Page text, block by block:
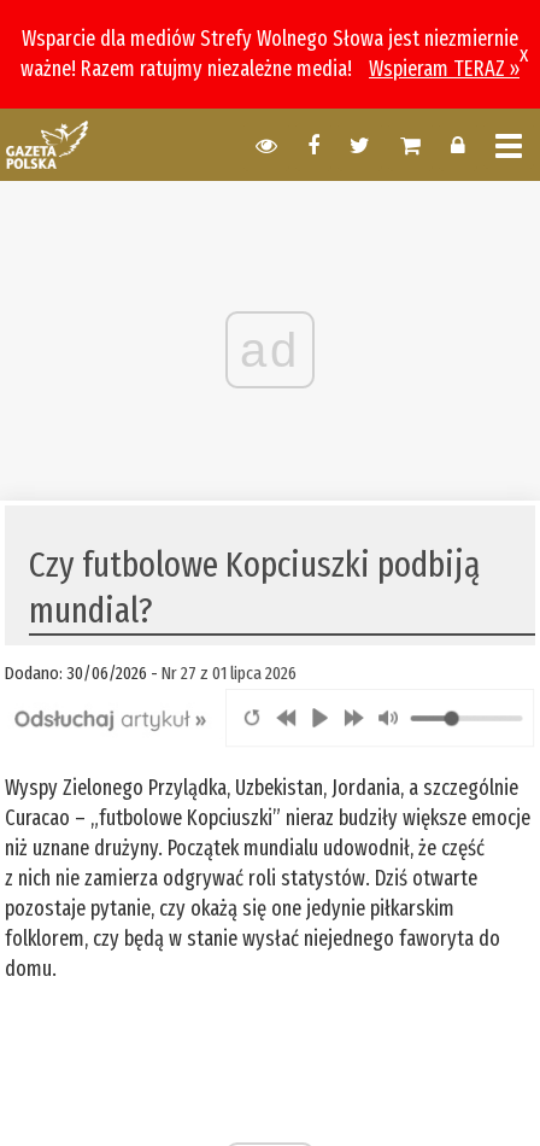
Wsparcie dla mediów Strefy Wolnego Słowa jest niezmiernie
ważne! Razem ratujmy niezależne media!
Wspieram TERAZ »
x
ad
Czy futbolowe Kopciuszki podbiją
mundial?
Dodano: 30/06/2026 -Nr 27 z 01 lipca 2026
Wyspy Zielonego Przylądka, Uzbekistan, Jordania, a szczególnie
Curacao – „futbolowe Kopciuszki” nieraz budziły większe emocje
niż uznane drużyny. Początek mundialu udowodnił, że część
z nich nie zamierza odgrywać roli statystów. Dziś otwarte
pozostaje pytanie, czy okażą się one jedynie piłkarskim
folklorem, czy będą w stanie wysłać niejednego faworyta do
domu.